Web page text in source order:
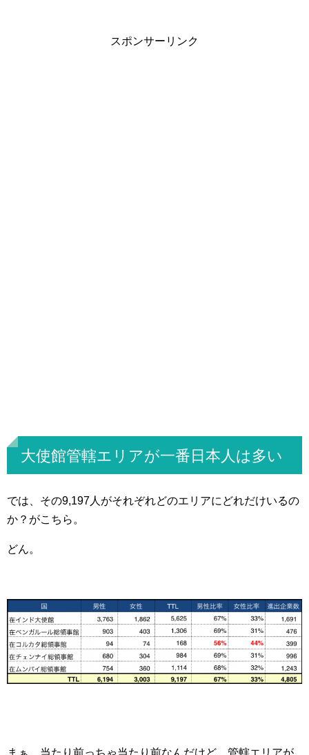
スポンサーリンク
大使館管轄エリアが一番日本人は多い
では、その9,197人がそれぞれどのエリアにどれだけいるの
か？がこちら。
どん。
まぁ、当たり前っちゃ当たり前なんだけど、管轄エリアが